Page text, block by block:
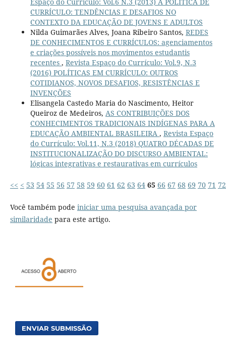
CURRÍCULO: TENDÊNCIAS E DESAFIOS NO
CONTEXTO DA EDUCAÇÃO DE JOVENS E ADULTOS
Nilda Guimarães Alves, Joana Ribeiro Santos, REDES
DE CONHECIMENTOS E CURRÍCULOS: agenciamentos
e criações possíveis nos movimentos estudantis
recentes , Revista Espaço do Currículo: Vol.9, N.3
(2016) POLÍTICAS EM CURRÍCULO: OUTROS
COTIDIANOS, NOVOS DESAFIOS, RESISTÊNCIAS E
INVENÇÕES
Elisangela Castedo Maria do Nascimento, Heitor
Queiroz de Medeiros, AS CONTRIBUIÇÕES DOS
CONHECIMENTOS TRADICIONAIS INDÍGENAS PARA A
EDUCAÇÃO AMBIENTAL BRASILEIRA , Revista Espaço
do Currículo: Vol.11, N.3 (2018) QUATRO DÉCADAS DE
INSTITUCIONALIZAÇÃO DO DISCURSO AMBIENTAL:
lógicas integrativas e restaurativas em currículos
<< < 53 54 55 56 57 58 59 60 61 62 63 64 65 66 67 68 69 70 71 72
Você também pode iniciar uma pesquisa avançada por
similaridade para este artigo.
ENVIAR SUBMISSÃO